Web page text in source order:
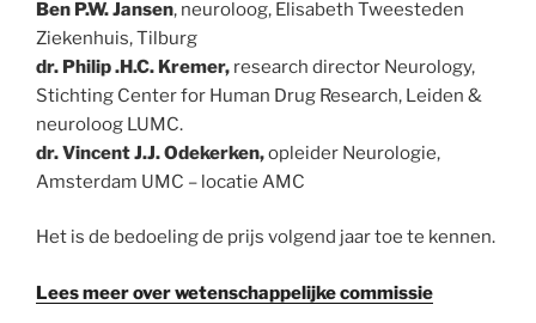
Ben P.W. Jansen, neuroloog, Elisabeth Tweesteden
Ziekenhuis, Tilburg
dr. Philip .H.C. Kremer, research director Neurology,
Stichting Center for Human Drug Research, Leiden &
neuroloog LUMC.
dr. Vincent J.J. Odekerken,opleider Neurologie,
Amsterdam UMC – locatie AMC
Het is de bedoeling de prijs volgend jaar toe te kennen.
Lees meer over wetenschappelijke commissie